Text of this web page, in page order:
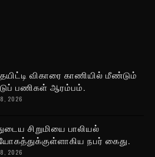
விகாரை காணியில் மீண்டும்
பணிகள் ஆரம்பம்.
2026
சிறுமியை பாலியல்
நபர் கைது.
2026